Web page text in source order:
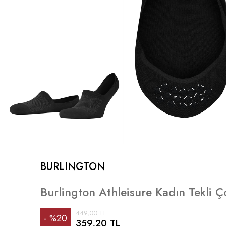
BURLINGTON
Burlington Athleisure Kadın Tekli
%20 449,00 TL
359,20 TL